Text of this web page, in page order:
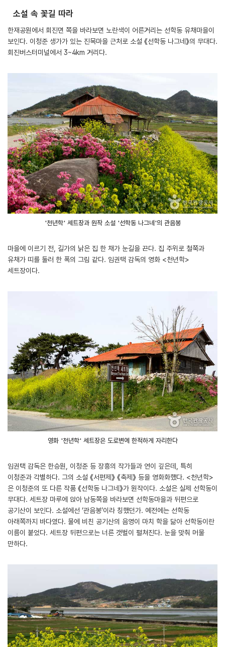
소설 속 꽃길 따라
한재공원에서 회진면 쪽을 바라보면 노란색이 어른거리는 선학동 유채마을이
보인다. 이청준 생가가 있는 진목마을 근처로 소설 《선학동 나그네》의 무대다.
회진버스터미널에서 3~4km 거리다.
'천년학' 세트장과 원작 소설 '선학동 나그네'의 관음봉
마을에 이르기 전, 길가의 낡은 집 한 채가 눈길을 끈다. 집 주위로 철쭉과
유채가 띠를 둘러 한 폭의 그림 같다. 임권택 감독의 영화 <천년학>
세트장이다.
영화 '천년학' 세트장은 도로변에 한적하게 자리한다
임권택 감독은 한승원, 이청준 등 장흥의 작가들과 연이 깊은데, 특히
이청준과 각별하다. 그의 소설 《서편제》 《축제》 등을 영화화했다. <천년학>
은 이청준의 또 다른 작품 《선학동 나그네》가 원작이다. 소설은 실제 선학동이
무대다. 세트장 마루에 앉아 남동쪽을 바라보면 선학동마을과 뒤편으로
공기산이 보인다. 소설에선 ‘관음봉’이라 칭했던가. 예전에는 선학동
아래쪽까지 바다였다. 물에 비친 공기산의 음영이 마치 학을 닮아 선학동이란
이름이 붙었다. 세트장 뒤편으로는 너른 갯벌이 펼쳐진다. 눈을 맞춰 머물
만하다.